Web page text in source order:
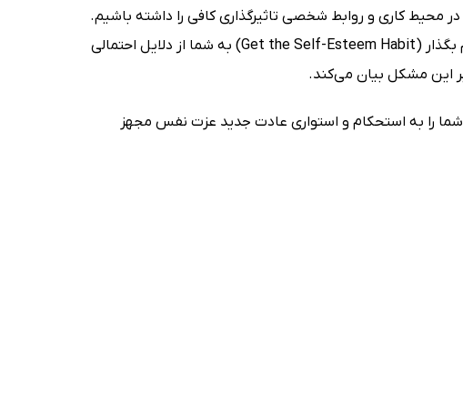
محیط کاری و روابط شخصی تاثیرگذاری کافی را داشته باشیم.
پس اگر به دنبال راه‌حلی برای این موضوع هستید، کتاب به خودت احترام بگذار (Get the Self-Esteem Habit) به شما از دلایل احتمالی
این مشکل بیان می‌کند.
را به استحکام و استوارى عادت جدید عزت نفس مجهز